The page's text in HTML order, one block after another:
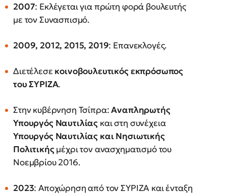
2007: Εκλέγεται για πρώτη φορά βουλευτής
με τον Συνασπισμό.
2009, 2012, 2015, 2019: Επανεκλογές.
Διετέλεσε κοινοβουλευτικός εκπρόσωπος
του ΣΥΡΙΖΑ.
Στην κυβέρνηση Τσίπρα:Αναπληρωτής
Υπουργός Ναυτιλίας και στη συνέχεια
Υπουργός Ναυτιλίας και Νησιωτικής
Πολιτικήςμέχρι τον ανασχηματισμό του
Νοεμβρίου 2016.
2023: Αποχώρηση από τον ΣΥΡΙΖΑ και ένταξη